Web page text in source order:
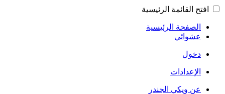
افتح القائمة الرئيسية
الصفحة الرئيسية
عشوائي
دخول
الإعدادات
عن ويكي الجندر